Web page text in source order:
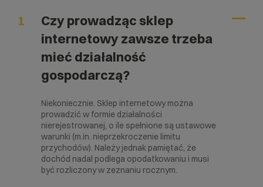
1
Czy prowadząc sklep
internetowy zawsze trzeba
mieć działalność
gospodarczą?
Niekoniecznie. Sklep internetowy można
prowadzić w formie działalności
nierejestrowanej, o ile spełnione są ustawowe
warunki (m.in. nieprzekroczenie limitu
przychodów). Należy jednak pamiętać, że
dochód nadal podlega opodatkowaniu i musi
być rozliczony w zeznaniu rocznym.